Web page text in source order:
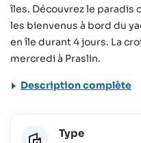
îles. Découvrez le paradis
les bienvenus à bord du
en île durant 4 jours. La
mercredi à Praslin.
Description complète
Type